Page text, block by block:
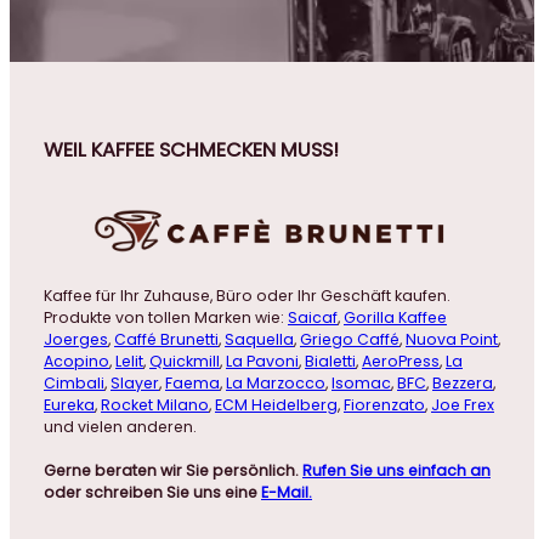
WEIL KAFFEE SCHMECKEN MUSS!
Kaffee für Ihr Zuhause, Büro oder Ihr Geschäft kaufen.
Produkte von tollen Marken wie: Saicaf,Gorilla Kaffee
Joerges,Caffé Brunetti,Saquella,Griego Caffé,Nuova Point,
Acopino,Lelit,Quickmill,La Pavoni,Bialetti,AeroPress,La
Cimbali,Slayer,Faema,La Marzocco,Isomac,BFC,Bezzera,
Eureka,Rocket Milano,ECM Heidelberg,Fiorenzato, Joe Frex
und vielen anderen.
Gerne beraten wir Sie persönlich.Rufen Sie uns einfach an
oder schreiben Sie uns eineE-Mail.